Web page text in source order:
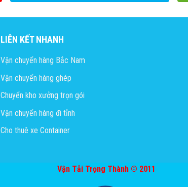
LIÊN KẾT NHANH
Vận chuyển hàng Bắc Nam
Vận chuyển hàng ghép
Chuyển kho xưởng trọn gói
Vận chuyển hàng đi tỉnh
Cho thuê xe Container
Vận Tải Trọng Thành © 2011